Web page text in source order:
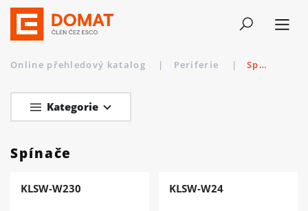
Online přehledový katalog | Periferie | Spínače
Kategorie
Spínače
KLSW-W230 KLSW-W24